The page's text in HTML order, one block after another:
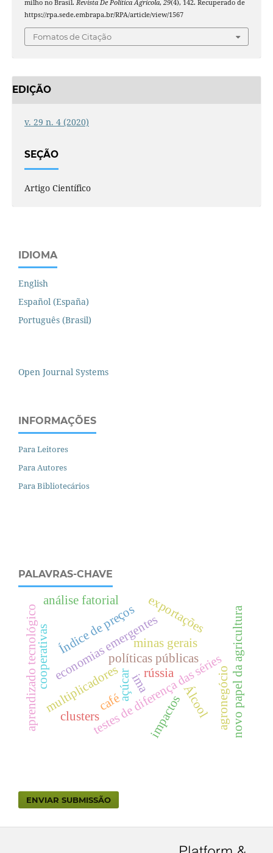
milho no Brasil. Revista De Política Agrícola, 29(4), 142. Recuperado de
https://rpa.sede.embrapa.br/RPA/article/view/1567
Fomatos de Citação
EDIÇÃO
v. 29 n. 4 (2020)
SEÇÃO
Artigo Científico
IDIOMA
English
Español (España)
Português (Brasil)
Open Journal Systems
INFORMAÇÕES
Para Leitores
Para Autores
Para Bibliotecários
PALAVRAS-CHAVE
economias emergentes
políticas públicas
Índice de preços
testes de diferença das séries
açúcar Álcool
exportações
cooperativas
impactos
multiplicadores agronegócio
minas gerais
café novo papel da agricultura
análise fatorial
clusters
ima
aprendizado tecnológico rússia
ENVIAR SUBMISSÃO